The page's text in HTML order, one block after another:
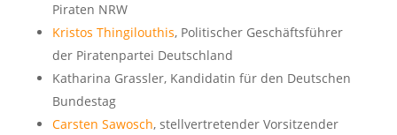
Piraten NRW
Kristos Thingilouthis, Politischer Geschäftsführer
der Piratenpartei Deutschland
Katharina Grassler, Kandidatin für den Deutschen
Bundestag
Carsten Sawosch, stellvertretender Vorsitzender